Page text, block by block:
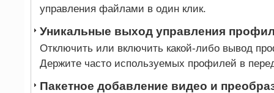
управления файлами в один клик.
Уникальные выход управления
Отключить или включить какой-либо вывод
Держите часто используемых профилей в
Пакетное добавление видео и